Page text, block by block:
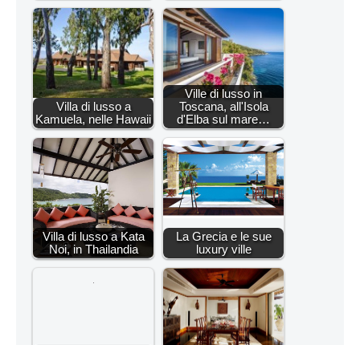
Villa di lusso a
Kamuela, nelle Hawaii
Ville di lusso in
Toscana, all'Isola
d'Elba sul mare…
Villa di lusso a Kata
Noi, in Thailandia
La Grecia e le sue
luxury ville